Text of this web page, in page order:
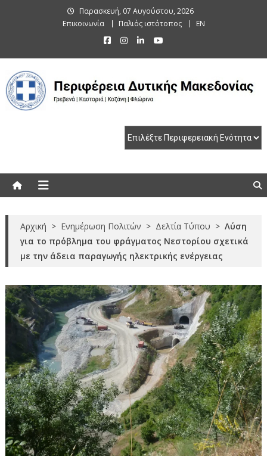
Παρασκευή, 07 Αυγούστου, 2026
Επικοινωνία
Παλιός ιστότοπος EN
Αρχική > Ενημέρωση Πολιτών > Δελτία Τύπου > Λύση
για το πρόβλημα του φράγματος Νεστορίου σχετικά
με την άδεια παραγωγής ηλεκτρικής ενέργειας